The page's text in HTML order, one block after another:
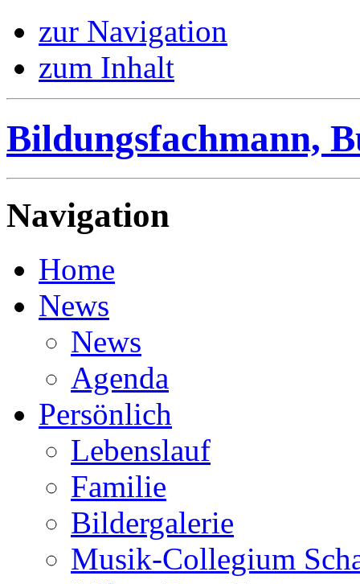
zur Navigation
zum Inhalt
Bildungsfachmann,
Navigation
Home
News
News
Agenda
Persönlich
Lebenslauf
Familie
Bildergalerie
Musik-Collegium